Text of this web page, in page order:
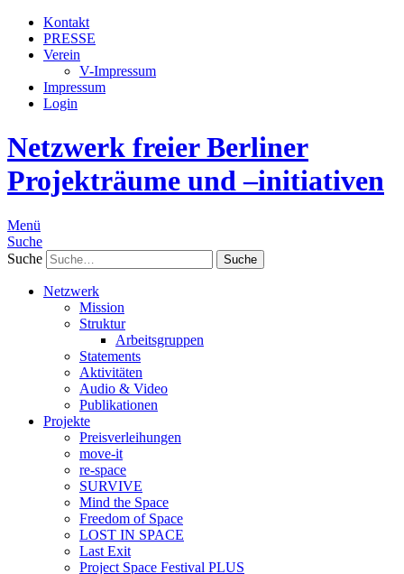
Kontakt
PRESSE
Verein
V-Impressum
Impressum
Login
Netzwerk freier Berliner
Projekträume und –initiativen
Menü
Suche
Suche
Netzwerk
Mission
Struktur
Arbeitsgruppen
Statements
Aktivitäten
Audio & Video
Publikationen
Projekte
Preisverleihungen
move-it
re-space
SURVIVE
Mind the Space
Freedom of Space
LOST IN SPACE
Last Exit
Project Space Festival PLUS